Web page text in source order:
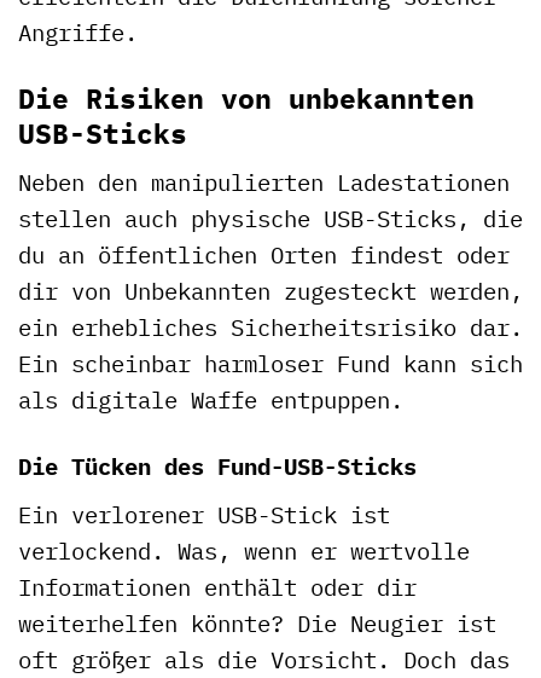
Angriffe.
Die Risiken von unbekannten
USB-Sticks
Neben den manipulierten Ladestationen
stellen auch physische USB-Sticks, die
du an öffentlichen Orten findest oder
dir von Unbekannten zugesteckt werden,
ein erhebliches Sicherheitsrisiko dar.
Ein scheinbar harmloser Fund kann sich
als digitale Waffe entpuppen.
Die Tücken des Fund-USB-Sticks
Ein verlorener USB-Stick ist
verlockend. Was, wenn er wertvolle
Informationen enthält oder dir
weiterhelfen könnte? Die Neugier ist
oft größer als die Vorsicht. Doch das